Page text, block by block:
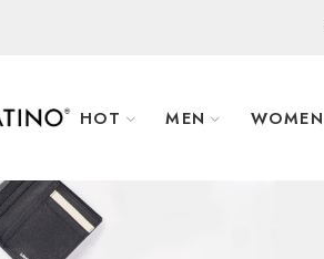
HOT MEN WOMEN